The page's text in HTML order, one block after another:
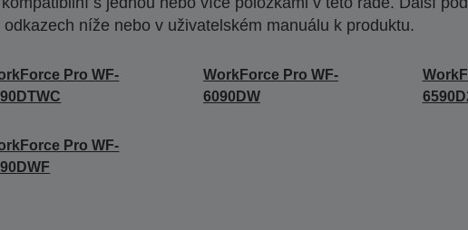
odkazech níže nebo v uživatelském manuálu k produktu.
Pro WF-
WorkForce Pro WF-
6090DW
Pro WF-